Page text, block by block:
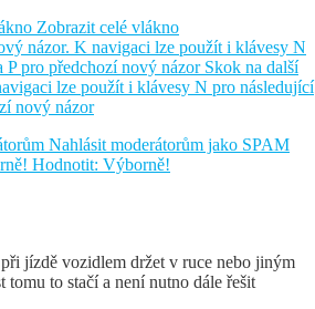
Zobrazit celé vlákno
názor. K navigaci lze použít i klávesy N
P pro předchozí nový názor Skok na další
lze použít i klávesy N pro následující
nový názor
Nahlásit moderátorům jako SPAM
Hodnotit: Výborně!
jízdě vozidlem držet v ruce nebo jiným
tomu to stačí a není nutno dále řešit